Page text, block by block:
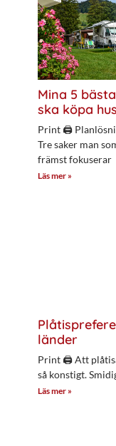
Mina 5
ska köpa
Print 🖨
Tre saker man
främst fokuserar
Läs mer »
länder
Print 🖨 Att
så konstigt.
Läs mer »